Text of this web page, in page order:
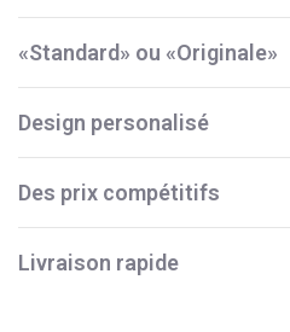
«Standard» ou «Originale»
Design personalisé
Des prix compétitifs
Livraison rapide